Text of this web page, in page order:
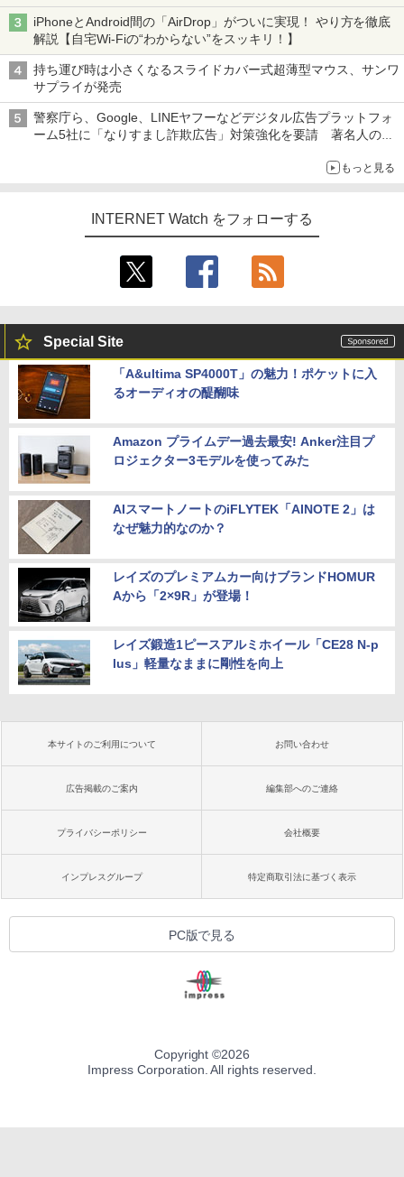
ち・ざ・ろーど！その14】【空いた時間でなにしてる？】
iPhoneとAndroid間の「AirDrop」がついに実現！ やり方を徹底
解説【自宅Wi-Fiの“わからない”をスッキリ！】
持ち運び時は小さくなるスライドカバー式超薄型マウス、サンワ
サプライが発売
警察庁ら、Google、LINEヤフーなどデジタル広告プラットフォ
ーム5社に「なりすまし詐欺広告」対策強化を要請 著名人の写
もっと見る
INTERNET Watch をフォローする
Special Site
「A&ultima SP4000T」の魅力！ポケットに入
るオーディオの醍醐味
Amazon プライムデー過去最安! Anker注目プ
ロジェクター3モデルを使ってみた
AIスマートノートのiFLYTEK「AINOTE 2」は
なぜ魅力的なのか？
レイズのプレミアムカー向けブランドHOMUR
Aから「2×9R」が登場！
レイズ鍛造1ピースアルミホイール「CE28 N-p
lus」軽量なままに剛性を向上
本サイトのご利用について お問い合わせ
広告掲載のご案内 編集部へのご連絡
プライバシーポリシー 会社概要
インプレスグループ 特定商取引法に基づく表示
PC版で見る
Copyright ©2026
Impress Corporation. All rights reserved.